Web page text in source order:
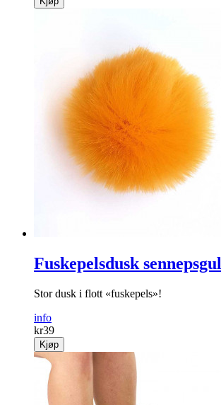
Fuskepelsdusk sennepsgul
Stor dusk i flott «fuskepels»!
info
kr39
Kjøp